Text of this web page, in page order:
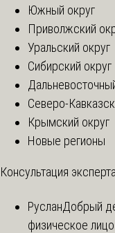
Южный округ
Приволжский
Уральский округ
Сибирский округ
Северо-
Крымский округ
Новые регионы
Консультация эксперта
РусланДобрый
физическое